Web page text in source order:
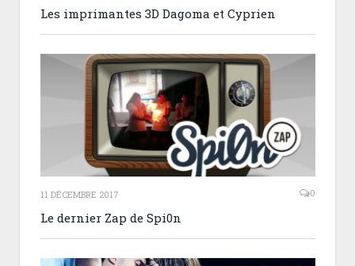
Les imprimantes 3D Dagoma et Cyprien
11 DÉCEMBRE 2017 0
Le dernier Zap de Spi0n